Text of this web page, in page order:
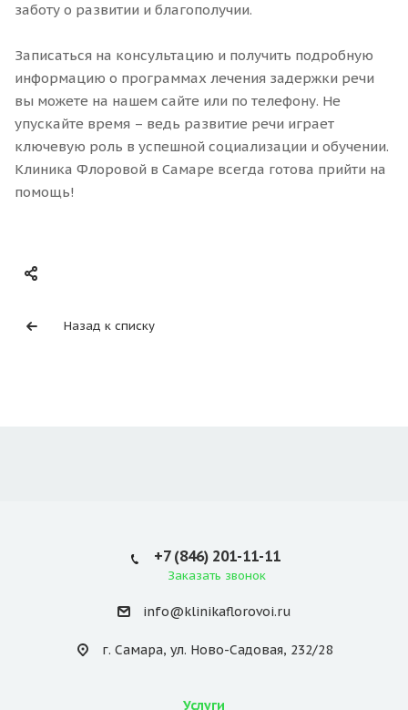
заботу о развитии и благополучии.
Записаться на консультацию и получить подробную
информацию о программах лечения задержки речи
вы можете на нашем сайте или по телефону. Не
упускайте время – ведь развитие речи играет
ключевую роль в успешной социализации и обучении.
Клиника Флоровой в Самаре всегда готова прийти на
помощь!
Назад к списку
+7 (846) 201-11-11
Заказать звонок
info@klinikaflorovoi.ru
г. Самара, ул. Ново-Садовая, 232/28
Услуги